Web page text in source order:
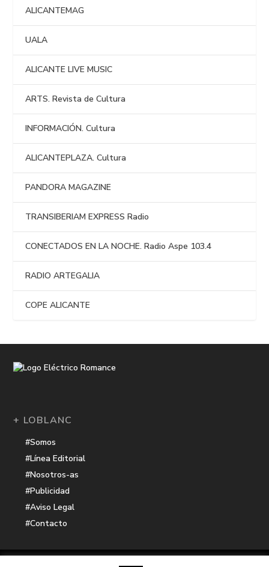
ALICANTEMAG
UALA
ALICANTE LIVE MUSIC
ARTS. Revista de Cultura
INFORMACIÓN. Cultura
ALICANTEPLAZA. Cultura
PANDORA MAGAZINE
TRANSIBERIAM EXPRESS Radio
CONECTADOS EN LA NOCHE. Radio Aspe 103.4
RADIO ARTEGALIA
COPE ALICANTE
+ LOBLANC
#Somos
#Línea Editorial
#Nosotros-as
#Publicidad
#Aviso Legal
#Contacto